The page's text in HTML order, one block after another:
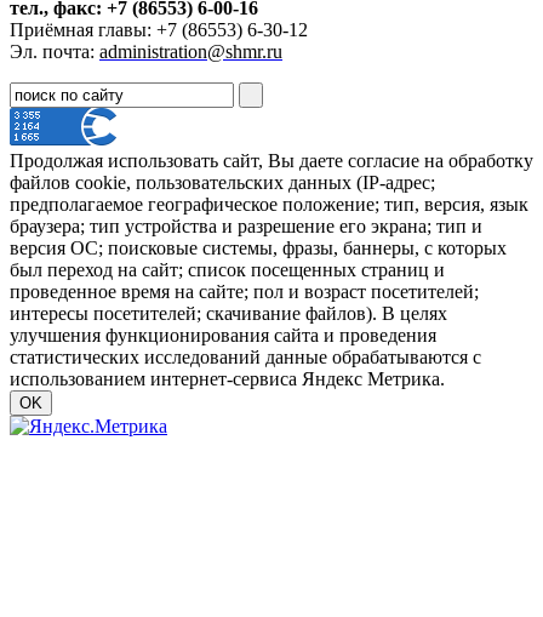
тел., факс: +7 (86553) 6-00-16
Приёмная главы: +7 (86553) 6-30-12
Эл. почта: administration@shmr.ru
Продолжая использовать сайт, Вы даете согласие на обработку
файлов cookie, пользовательских данных (IP-адрес;
предполагаемое географическое положение; тип, версия, язык
браузера; тип устройства и разрешение его экрана; тип и
версия ОС; поисковые системы, фразы, баннеры, с которых
был переход на сайт; список посещенных страниц и
проведенное время на сайте; пол и возраст посетителей;
интересы посетителей; скачивание файлов). В целях
улучшения функционирования сайта и проведения
статистических исследований данные обрабатываются с
использованием интернет-сервиса Яндекс Метрика.
OK